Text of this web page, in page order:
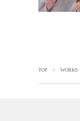
TOP > WORKS